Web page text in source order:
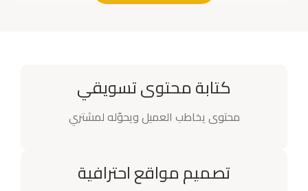
كتابة محتوى تسويقي
محتوى يخاطب العميل ويحوّله لمشتري
تصميم مواقع احترافية